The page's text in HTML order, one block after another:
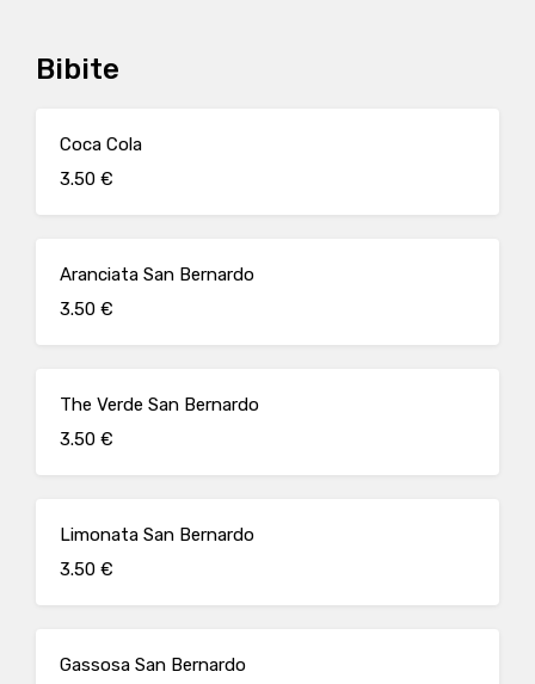
Bibite
Coca Cola
3.50 €
Aranciata San Bernardo
3.50 €
The Verde San Bernardo
3.50 €
Limonata San Bernardo
3.50 €
Gassosa San Bernardo